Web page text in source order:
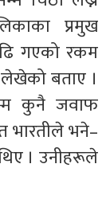
प्रमुख
गएको रकम
लेखेको बताए ।
कुनै जवाफ
भारतीले भने–
। उनीहरूले